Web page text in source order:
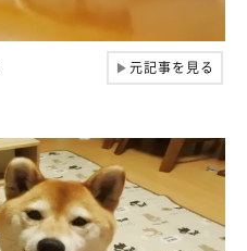
▶元記事を見る